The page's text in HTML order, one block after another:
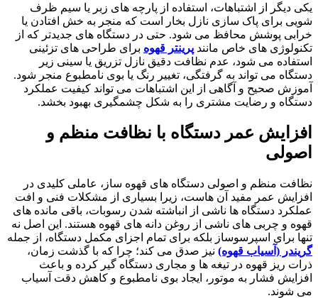
یکی دیگر از اشتباهات، استفاده از پارچه های زبر یا سیم ظرف
شویی برای پاک سازی نازل بخار است که منجر به خش افتادن یا
خرابی پوشش محافظ می شود. حتی در دستگاه های جدیدتر که از
تکنولوژی های خاص مانند پرینتر قهوه برای طراحی های تزئینی
استفاده می شود، عدم نظافت دقیق نازل تزریق یا سینی زیر
دستگاه می تواند به گرفتگی، تغییر رنگ یا بوی نامطبوع منجر شود.
آموزش صحیح و آگاهی از این اشتباهات می تواند کیفیت عملکرد
دستگاه و رضایت مشتری را به شکل چشمگیری بهبود بخشد.
افزایش عمر دستگاه با نظافت منظم و
اصولی
نظافت منظم و اصولی دستگاه های قهوه ساز، عاملی کلیدی در
افزایش عمر مفید آن هاست، زیرا بسیاری از مشکلات فنی و افت
عملکرد دستگاه ها ناشی از انباشته شدن رسوبات، باقی مانده های
قهوه و چربی های ناشی از روغن دانه های قهوه هستند. این اصل نه
تنها برای اسپرسوساز بلکه برای تمام اجزای مکمل دستگاه، از جمله
گریندر (آسیاب قهوه) نیز صدق می کند؛ چرا که با گذشت زمان،
ذرات ریز قهوه در تیغه ها و مجاری دستگاه گیر کرده و باعث
افزایش فشار به موتور، ایجاد بوی نامطبوع و کاهش دقت آسیاب
می شوند.